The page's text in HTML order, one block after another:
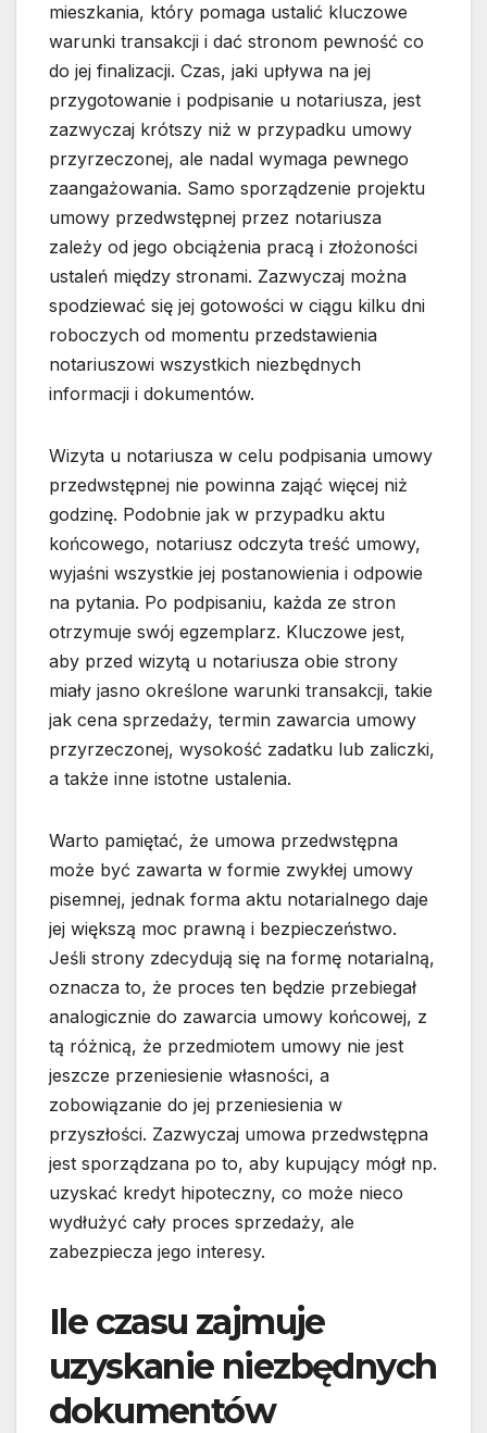
mieszkania, który pomaga ustalić kluczowe
warunki transakcji i dać stronom pewność co
do jej finalizacji. Czas, jaki upływa na jej
przygotowanie i podpisanie u notariusza, jest
zazwyczaj krótszy niż w przypadku umowy
przyrzeczonej, ale nadal wymaga pewnego
zaangażowania. Samo sporządzenie projektu
umowy przedwstępnej przez notariusza
zależy od jego obciążenia pracą i złożoności
ustaleń między stronami. Zazwyczaj można
spodziewać się jej gotowości w ciągu kilku dni
roboczych od momentu przedstawienia
notariuszowi wszystkich niezbędnych
informacji i dokumentów.
Wizyta u notariusza w celu podpisania umowy
przedwstępnej nie powinna zająć więcej niż
godzinę. Podobnie jak w przypadku aktu
końcowego, notariusz odczyta treść umowy,
wyjaśni wszystkie jej postanowienia i odpowie
na pytania. Po podpisaniu, każda ze stron
otrzymuje swój egzemplarz. Kluczowe jest,
aby przed wizytą u notariusza obie strony
miały jasno określone warunki transakcji, takie
jak cena sprzedaży, termin zawarcia umowy
przyrzeczonej, wysokość zadatku lub zaliczki,
a także inne istotne ustalenia.
Warto pamiętać, że umowa przedwstępna
może być zawarta w formie zwykłej umowy
pisemnej, jednak forma aktu notarialnego daje
jej większą moc prawną i bezpieczeństwo.
Jeśli strony zdecydują się na formę notarialną,
oznacza to, że proces ten będzie przebiegał
analogicznie do zawarcia umowy końcowej, z
tą różnicą, że przedmiotem umowy nie jest
jeszcze przeniesienie własności, a
zobowiązanie do jej przeniesienia w
przyszłości. Zazwyczaj umowa przedwstępna
jest sporządzana po to, aby kupujący mógł np.
uzyskać kredyt hipoteczny, co może nieco
wydłużyć cały proces sprzedaży, ale
zabezpiecza jego interesy.
Ile czasu zajmuje
uzyskanie niezbędnych
dokumentów